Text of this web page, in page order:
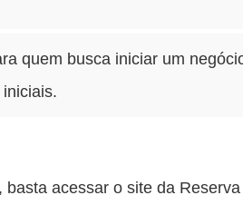
quem busca iniciar um
acessar o site da